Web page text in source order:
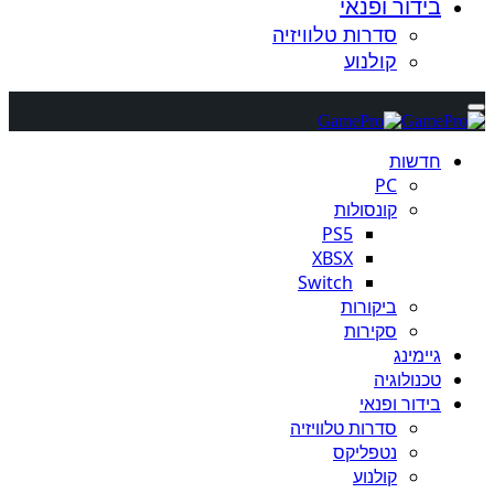
בידור ופנאי
סדרות טלוויזיה
קולנוע
חדשות
PC
קונסולות
PS5
XBSX
Switch
ביקורות
סקירות
גיימינג
טכנולוגיה
בידור ופנאי
סדרות טלוויזיה
נטפליקס
קולנוע